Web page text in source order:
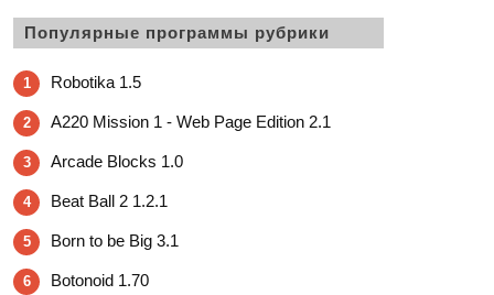
Популярные программы рубрики
1 Robotika 1.5
2 A220 Mission 1 - Web Page Edition 2.1
3 Arcade Blocks 1.0
4 Beat Ball 2 1.2.1
5 Born to be Big 3.1
6 Botonoid 1.70